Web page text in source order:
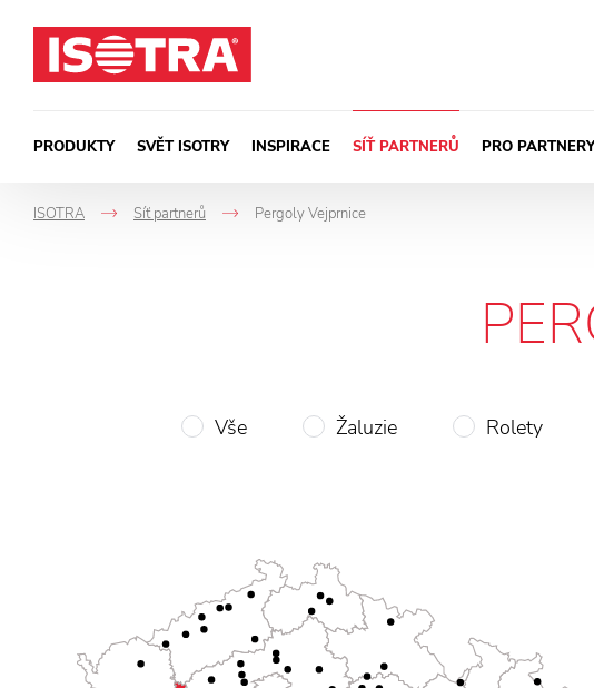
PRODUKTY SVĚT ISOTRY INSPIRACE SÍŤ PARTNERŮ PRO PARTNERY
ISOTRA
->
Síť partnerů Pergoly Vejprnice
Vše Žaluzie Rolety